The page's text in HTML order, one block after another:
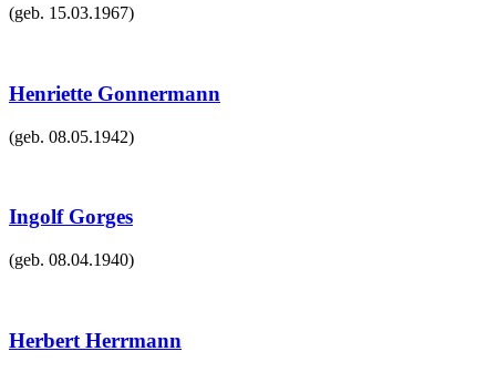
(geb. 15.03.1967)
Henriette Gonnermann
(geb. 08.05.1942)
Ingolf Gorges
(geb. 08.04.1940)
Herbert Herrmann